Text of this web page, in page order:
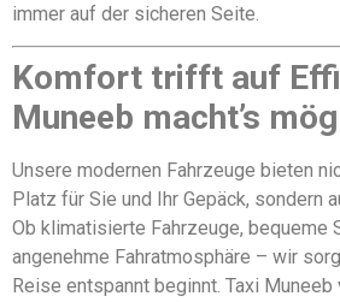
immer auf der sicheren Seite.
Komfort trifft auf
Muneeb macht’s
Unsere modernen Fahrzeuge bieten
Platz für Sie und Ihr Gepäck, sondern
Ob klimatisierte Fahrzeuge, bequeme
angenehme Fahratmosphäre – wir
Reise entspannt beginnt. Taxi